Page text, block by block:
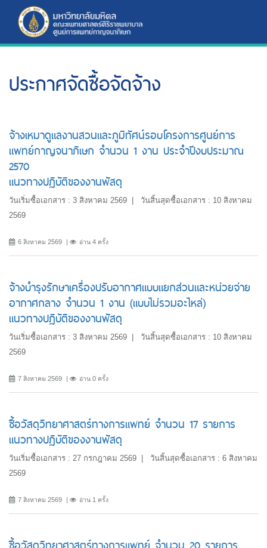
ประกาศจัดซื้อจัดจ้าง
จ้างเหมาดูแลงานสวนและภูมิทัศน์รอบโครงการศูนย์การ
แพทย์กาญจนาภิเษก จำนวน 1 งาน ประจำปีงบประมาณ
2570
แนวทางปฏิบัติของงานพัสดุ
วันเริ่มซื้อเอกสาร : 3 สิงหาคม 2569 | วันสิ้นสุดซื้อเอกสาร : 10 สิงหาคม
2569
6 สิงหาคม 2569 อ่าน 4 ครั้ง
จ้างบำรุงรักษาเครื่องปรับอากาศแบบแยกส่วนและหน่วยจ่าย
อากาศกลาง จำนวน 1 งาน (แบบไม่รวมอะไหล่)
แนวทางปฏิบัติของงานพัสดุ
วันเริ่มซื้อเอกสาร : 3 สิงหาคม 2569 | วันสิ้นสุดซื้อเอกสาร : 10 สิงหาคม
2569
7 สิงหาคม 2569 อ่าน 0 ครั้ง
ซื้อวัสดุวิทยาศาสตร์ทางการแพทย์ จำนวน 17 รายการ
แนวทางปฏิบัติของงานพัสดุ
วันเริ่มซื้อเอกสาร : 27 กรกฎาคม 2569 | วันสิ้นสุดซื้อเอกสาร : 6 สิงหาคม
2569
7 สิงหาคม 2569 อ่าน 1 ครั้ง